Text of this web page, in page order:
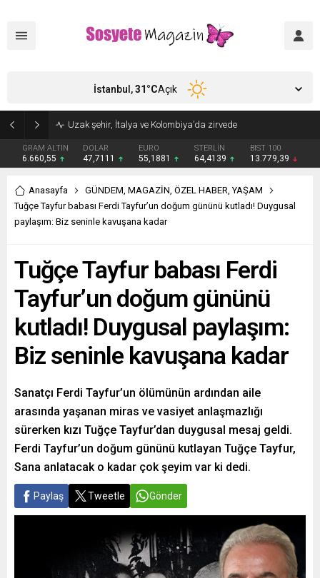
GRAM ALTIN
6.660,55
DOLAR
47,7111
EURO
55,1881
STERLİN
64,4139
BIST 100
13.779,39
İstanbul,31°CAçık
Anasayfa GÜNDEM, MAGAZİN, ÖZEL HABER,YAŞAM
Tuğçe Tayfur babası Ferdi Tayfur’un doğum gününü kutladı! Duygusal
paylaşım: Biz seninle kavuşana kadar
Tuğçe Tayfur babası Ferdi
Tayfur’un doğum gününü
kutladı! Duygusal paylaşım:
Biz seninle kavuşana kadar
Sanatçı Ferdi Tayfur’un ölümünün ardından aile
arasında yaşanan miras ve vasiyet anlaşmazlığı
sürerken kızı Tuğçe Tayfur’dan duygusal mesaj geldi.
Ferdi Tayfur’un doğum gününü kutlayan Tuğçe Tayfur,
Sana anlatacak o kadar çok şeyim var ki dedi.
Paylaş Tweetle Gönder